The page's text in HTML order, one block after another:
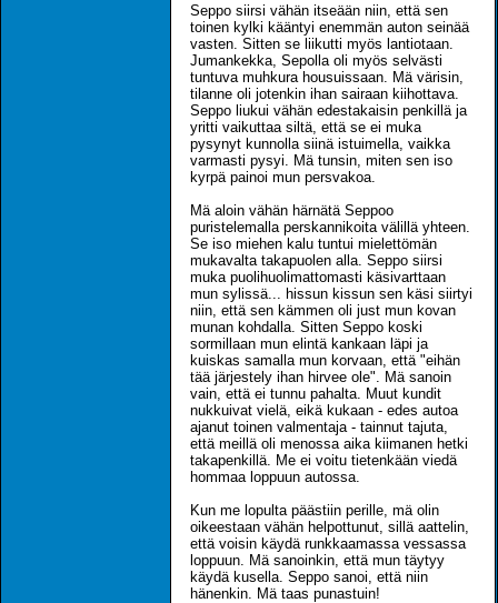
Seppo siirsi vähän itseään niin, että sen
toinen kylki kääntyi enemmän auton seinää
vasten. Sitten se liikutti myös lantiotaan.
Jumankekka, Sepolla oli myös selvästi
tuntuva muhkura housuissaan. Mä värisin,
tilanne oli jotenkin ihan sairaan kiihottava.
Seppo liukui vähän edestakaisin penkillä ja
yritti vaikuttaa siltä, että se ei muka
pysynyt kunnolla siinä istuimella, vaikka
varmasti pysyi. Mä tunsin, miten sen iso
kyrpä painoi mun persvakoa.
Mä aloin vähän härnätä Seppoo
puristelemalla perskannikoita välillä yhteen.
Se iso miehen kalu tuntui mielettömän
mukavalta takapuolen alla. Seppo siirsi
muka puolihuolimattomasti käsivarttaan
mun sylissä... hissun kissun sen käsi siirtyi
niin, että sen kämmen oli just mun kovan
munan kohdalla. Sitten Seppo koski
sormillaan mun elintä kankaan läpi ja
kuiskas samalla mun korvaan, että "eihän
tää järjestely ihan hirvee ole". Mä sanoin
vain, että ei tunnu pahalta. Muut kundit
nukkuivat vielä, eikä kukaan - edes autoa
ajanut toinen valmentaja - tainnut tajuta,
että meillä oli menossa aika kiimanen hetki
takapenkillä. Me ei voitu tietenkään viedä
hommaa loppuun autossa.
Kun me lopulta päästiin perille, mä olin
oikeestaan vähän helpottunut, sillä aattelin,
että voisin käydä runkkaamassa vessassa
loppuun. Mä sanoinkin, että mun täytyy
käydä kusella. Seppo sanoi, että niin
hänenkin. Mä taas punastuin!